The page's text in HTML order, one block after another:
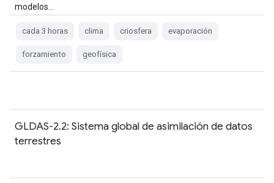
modelos…
cada 3 horas clima criosfera evaporación
forzamiento geofísica
GLDAS-2.2: Sistema global de asimilación de datos
terrestres